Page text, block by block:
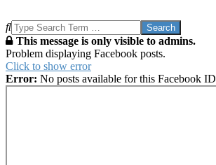
Search
This message is only visible to admins.
Problem displaying Facebook posts.
Click to show error
Error: No posts available for this Facebook ID